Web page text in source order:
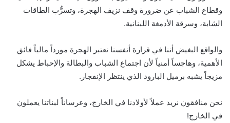
وقطاع الشباب عن ضرورة وقف نزيف الهجرة، وتسرُّب الطاقات
الشابة، وسرقة الأدمغة اللبنانية.
والواقع البغيض أننا في قرارة أنفسنا نعتبر الهجرة مورداً مالياً فائق
الأهمية، وهاجساً أمنياً لأن اجتماع الشباب والبطالة والإحباط يشكل
مزيجاً يشبه برميل البارود الذي ينتظر الإنفجار.
نحن منافقون نريد عملاً لأولادنا في الخارج، وعرساناً لبناتنا يعملون
في الخارج!